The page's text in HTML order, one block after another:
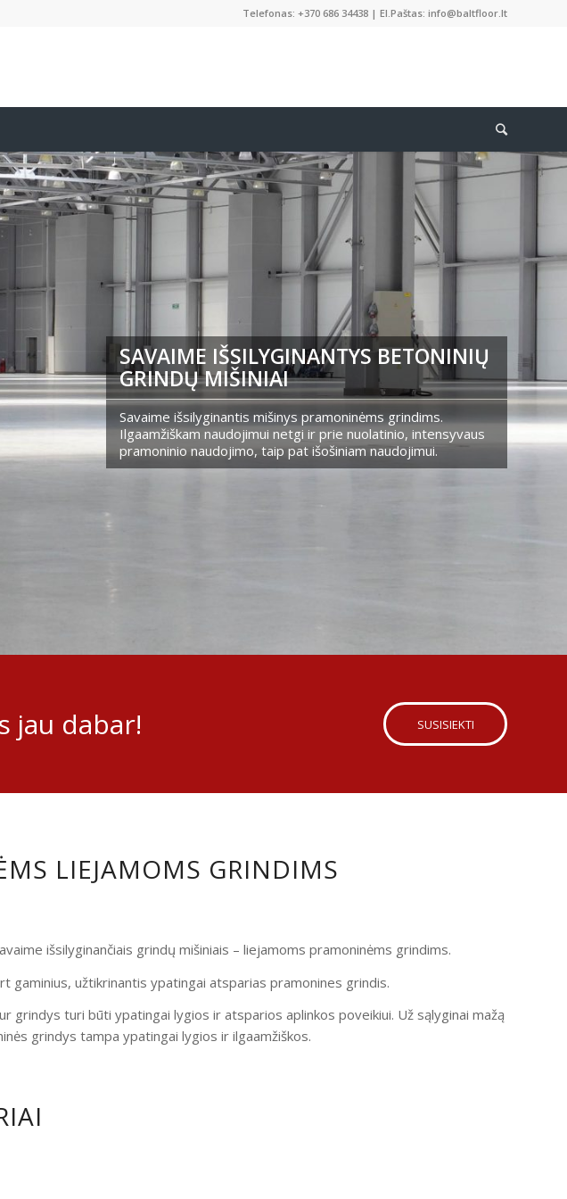
Telefonas: +370 686 34438 | El.Paštas: info@baltfloor.lt
SAVAIME IŠSILYGINANTYS BETONINIŲ
GRINDŲ MIŠINIAI
Savaime išsilyginantis mišinys pramoninėms grindims.
Ilgaamžiškam naudojimui netgi ir prie nuolatinio, intensyvaus
pramoninio naudojimo, taip pat išošiniam naudojimui.
jau dabar! SUSISIEKTI
LIEJAMOMS GRINDIMS
išsilyginančiais grindų mišiniais – liejamoms pramoninėms grindims.
gaminius, užtikrinantis ypatingai atsparias pramonines grindis.
grindys turi būti ypatingai lygios ir atsparios aplinkos poveikiui. Už sąlyginai mažą
grindys tampa ypatingai lygios ir ilgaamžiškos.